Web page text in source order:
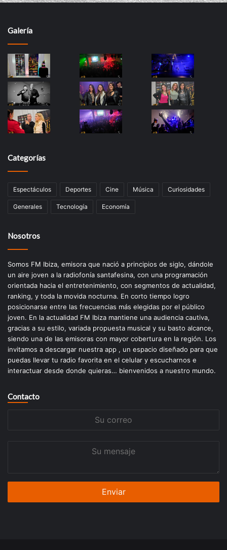
Galería
Categorías
Espectáculos Deportes Cine Música Curiosidades
Generales Tecnología Economía
Nosotros
Somos FM Ibiza, emisora que nació a principios de siglo, dándole
un aire joven a la radiofonía santafesina, con una programación
orientada hacia el entretenimiento, con segmentos de actualidad,
ranking, y toda la movida nocturna. En corto tiempo logro
posicionarse entre las frecuencias más elegidas por el público
joven. En la actualidad FM Ibiza mantiene una audiencia cautiva,
gracias a su estilo, variada propuesta musical y su basto alcance,
siendo una de las emisoras con mayor cobertura en la región. Los
invitamos a descargar nuestra app , un espacio diseñado para que
puedas llevar tu radio favorita en el celular y escucharnos e
interactuar desde donde quieras… bienvenidos a nuestro mundo.
Contacto